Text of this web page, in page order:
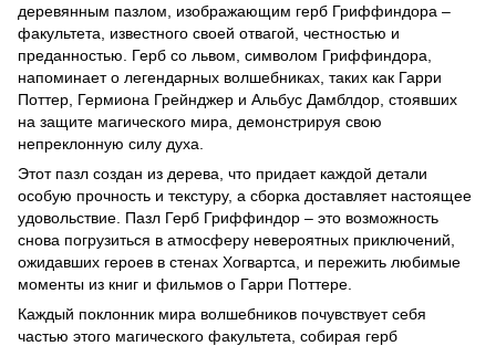
деревянным пазлом, изображающим герб Гриффиндора –
факультета, известного своей отвагой, честностью и
преданностью. Герб со львом, символом Гриффиндора,
напоминает о легендарных волшебниках, таких как Гарри
Поттер, Гермиона Грейнджер и Альбус Дамблдор, стоявших
на защите магического мира, демонстрируя свою
непреклонную силу духа.
Этот пазл создан из дерева, что придает каждой детали
особую прочность и текстуру, а сборка доставляет настоящее
удовольствие. Пазл Герб Гриффиндор – это возможность
снова погрузиться в атмосферу невероятных приключений,
ожидавших героев в стенах Хогвартса, и пережить любимые
моменты из книг и фильмов о Гарри Поттере.
Каждый поклонник мира волшебников почувствует себя
частью этого магического факультета, собирая герб